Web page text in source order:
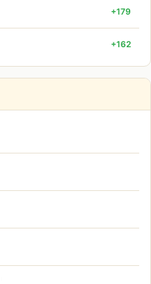
+179
+162